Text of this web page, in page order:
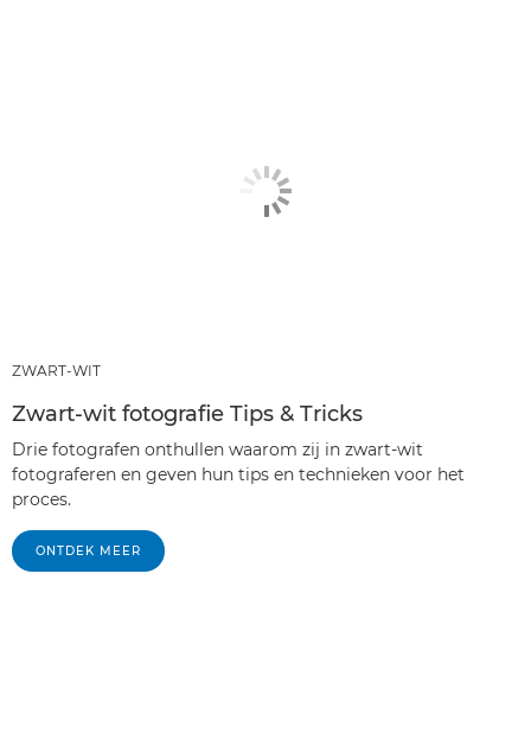
ZWART-WIT
Zwart-wit fotografie Tips & Tricks
Drie fotografen onthullen waarom zij in zwart-wit
fotograferen en geven hun tips en technieken voor het
proces.
ONTDEK MEER